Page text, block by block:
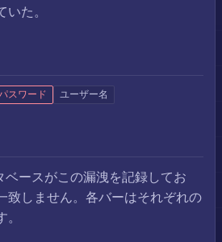
た。
スワード ユーザー名
ベースがこの漏洩を記録してお
致しません。各バーはそれぞれの